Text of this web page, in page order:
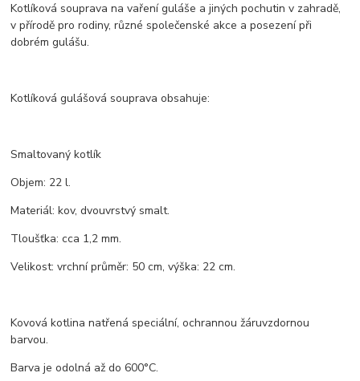
Kotlíková souprava na vaření guláše a jiných pochutin v zahradě,
v přírodě pro rodiny, různé společenské akce a posezení při
dobrém gulášu.
Kotlíková gulášová souprava obsahuje:
Smaltovaný kotlík
Objem: 22 l.
Materiál: kov, dvouvrstvý smalt.
Tloušťka: cca 1,2 mm.
Velikost: vrchní průměr: 50 cm, výška: 22 cm.
Kovová kotlina natřená speciální, ochrannou žáruvzdornou
barvou.
Barva je odolná až do 600°C.